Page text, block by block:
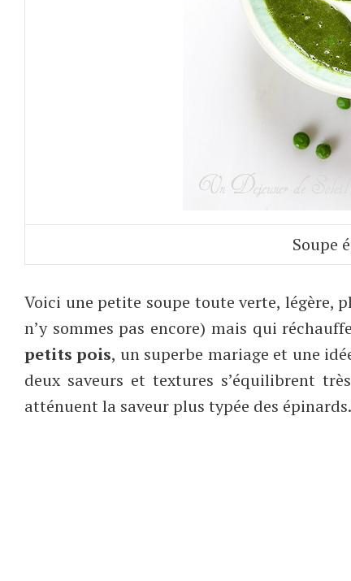
Soupe
Voici une petite soupe toute verte, légère,
n’y sommes pas encore) mais qui
petits pois, un superbe mariage et une
deux saveurs et textures s’équilibrent
atténuent la saveur plus typée des épinards.